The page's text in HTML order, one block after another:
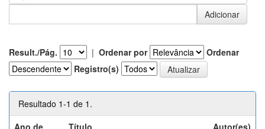
Result./Pág. | Ordenar por
Ordenar
Registro(s)
Resultado 1-1 de 1.
Ano de
Título Autor(es)